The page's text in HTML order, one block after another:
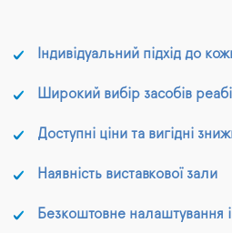
Індивідуальний підхід до
Широкий вибір засобів
Доступні ціни та вигідні
Наявність виставкової зали
Безкоштовне налаштування